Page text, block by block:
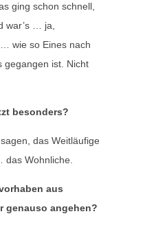
ging schon schnell,
war’s … ja,
wie so Eines nach
gegangen ist. Nicht
besonders?
das Weitläufige
Wohnliche.
aus
genauso angehen?